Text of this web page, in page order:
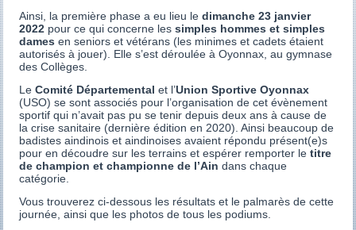
Ainsi, la première phase a eu lieu ledimanche 23 janvier
2022 pour ce qui concerne lessimples hommes et simples
dames en seniors et vétérans (les minimes et cadets étaient
autorisés à jouer). Elle s’est déroulée à Oyonnax, au gymnase
des Collèges.
LeComité Départemental et l’Union Sportive Oyonnax
(USO) se sont associés pour l’organisation de cet évènement
sportif qui n’avait pas pu se tenir depuis deux ans à cause de
la crise sanitaire (dernière édition en 2020). Ainsi beaucoup de
badistes aindinois et aindinoises avaient répondu présent(e)s
pour en découdre sur les terrains et espérer remporter letitre
de champion et championne de l’Ain dans chaque
catégorie.
Vous trouverez ci-dessous les résultats et le palmarès de cette
journée, ainsi que les photos de tous les podiums.